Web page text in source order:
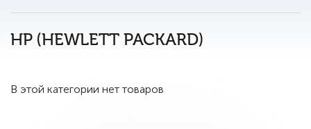
HP (HEWLETT PACKARD)
В этой категории нет товаров